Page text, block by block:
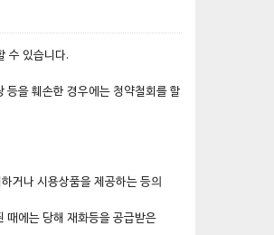
수 있습니다.
등을 훼손한 경우에는 청약철회를 할
거나 시용상품을 제공하는 등의
때에는 당해 재화등을 공급받은